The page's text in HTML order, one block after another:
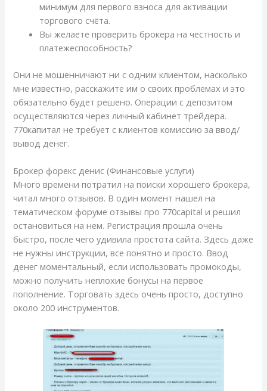
минимум для первого взноса для активации
торгового счёта.
Вы желаете проверить брокера на честность и
платежеспособность?
Они не мошенничают ни с одним клиентом, насколько
мне известно, расскажите им о своих проблемах и это
обязательно будет решено. Операции с депозитом
осуществляются через личный кабинет трейдера.
770капитал не требует с клиентов комиссию за ввод/
вывод денег.
Брокер форекс денис (Финансовые услуги)
Много времени потратил на поиски хорошего брокера,
читал много отзывов. В один момент нашел на
тематическом форуме отзывы про 770capital и решил
остановиться на нем. Регистрация прошла очень
быстро, после чего удивила простота сайта. Здесь даже
не нужны инструкции, все понятно и просто. Ввод
денег моментальный, если использовать промокоды,
можно получить неплохие бонусы на первое
пополнение. Торговать здесь очень просто, доступно
около 200 инструментов.